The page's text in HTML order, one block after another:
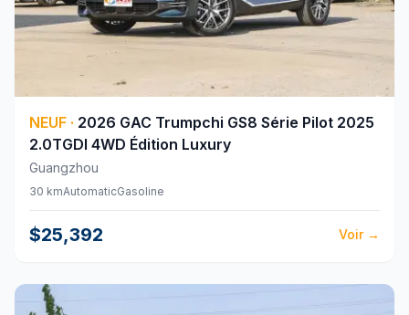
NEUF · 2026 GAC Trumpchi GS8 Série Pilot 2025
2.0TGDI 4WD Édition Luxury
Guangzhou
30 kmAutomaticGasoline
$25,392 Voir→